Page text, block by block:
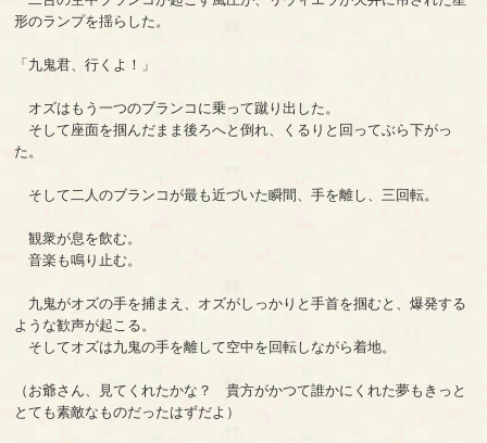
形のランプを揺らした。
「九鬼君、行くよ！」
オズはもう一つのブランコに乗って蹴り出した。
そして座面を掴んだまま後ろへと倒れ、くるりと回ってぶら下がっ
た。
そして二人のブランコが最も近づいた瞬間、手を離し、三回転。
観衆が息を飲む。
音楽も鳴り止む。
九鬼がオズの手を捕まえ、オズがしっかりと手首を掴むと、爆発する
ような歓声が起こる。
そしてオズは九鬼の手を離して空中を回転しながら着地。
（お爺さん、見てくれたかな？ 貴方がかつて誰かにくれた夢もきっと
とても素敵なものだったはずだよ）